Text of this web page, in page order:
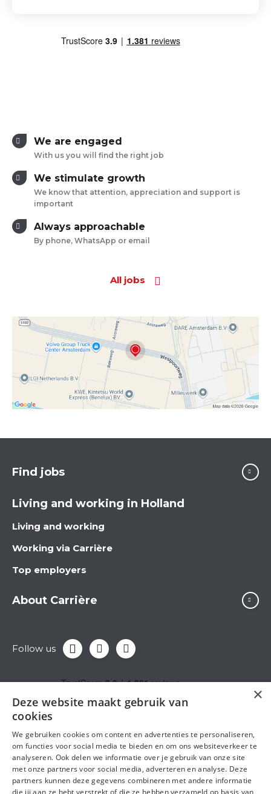
We are engaged
With us you will find the right job
We stimulate growth
We know that attention, appreciation and support is
important
Always approachable
By phone, WhatsApp or email
All jobs
Find jobs
Living and working in Holland
Living and working
Working via Carrière
Top employers
About Carrière
Follow us
×
Deze website maakt gebruik van
cookies
We gebruiken cookies om content en advertenties te personaliseren,
om functies voor social media te bieden en om ons websiteverkeer te
analyseren. Ook delen we informatie over je gebruik van onze site
met onze partners voor social media, adverteren en analyse. Deze
partners kunnen deze gegevens combineren met andere informatie
die jij aan ze hebt verstrekt of die ze hebben verzameld op basis van